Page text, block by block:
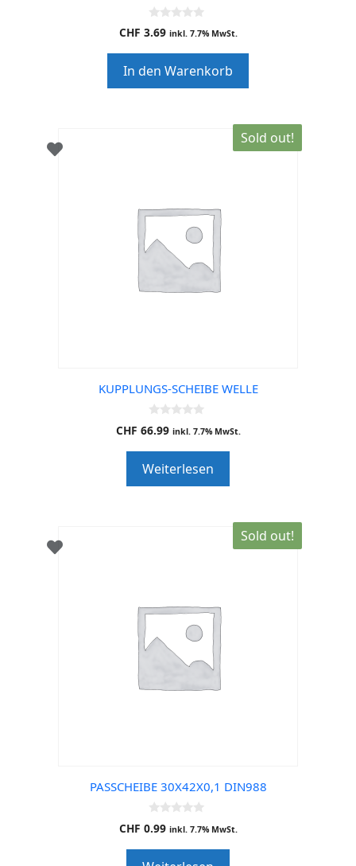
0
o
o
f
5
CHF 3.69 inkl. 7.7% MwSt.
In den Warenkorb
Sold out!
KUPPLUNGS-SCHEIBE WELLE
0
o
o
f
5
CHF 66.99 inkl. 7.7% MwSt.
Weiterlesen
Sold out!
PASSCHEIBE 30X42X0,1 DIN988
0
o
CHF 0.99 inkl. 7.7% MwSt.